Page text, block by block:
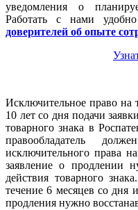
уведомления о
Работать с нами
доверителей об опыте
Исключительное право на
10 лет со дня подачи
товарного знака в
правообладатель
исключительного права
заявление о продлении
действия товарного
течение 6 месяцев со дня
продления нужно